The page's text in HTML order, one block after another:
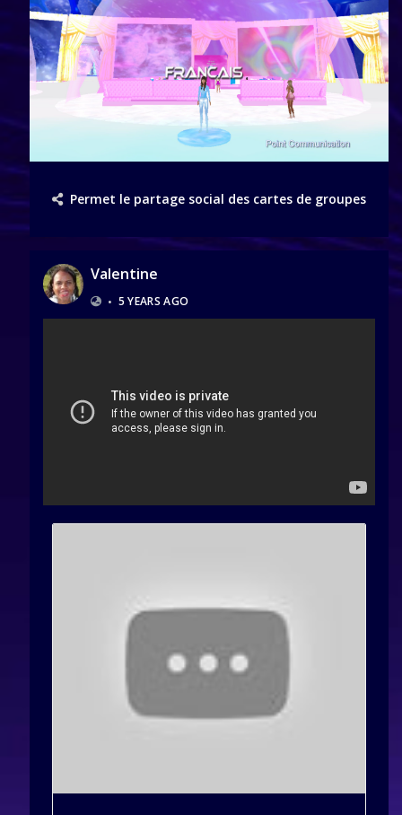
Permet le partage social des cartes de groupes
Valentine
• 5 YEARS AGO